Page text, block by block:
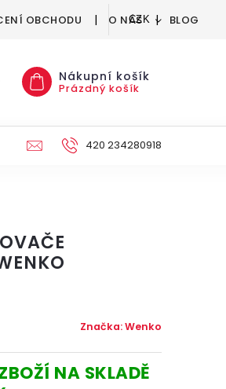
OBCHODU O NÁS BLOG
CZK
Nákupní košík
Prázdný košík
DEKORACE
420 234280918
Značka:Wenko
NA SKLADĚ